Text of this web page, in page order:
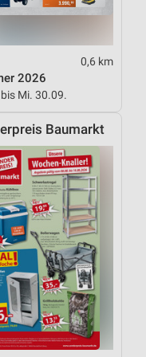
0,6 km
2026
Mi. 30.09.
Baumarkt